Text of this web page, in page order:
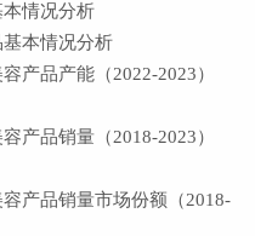
情况分析
本情况分析
产品产能（2022-2023）
产品销量（2018-2023）
产品销量市场份额（2018-